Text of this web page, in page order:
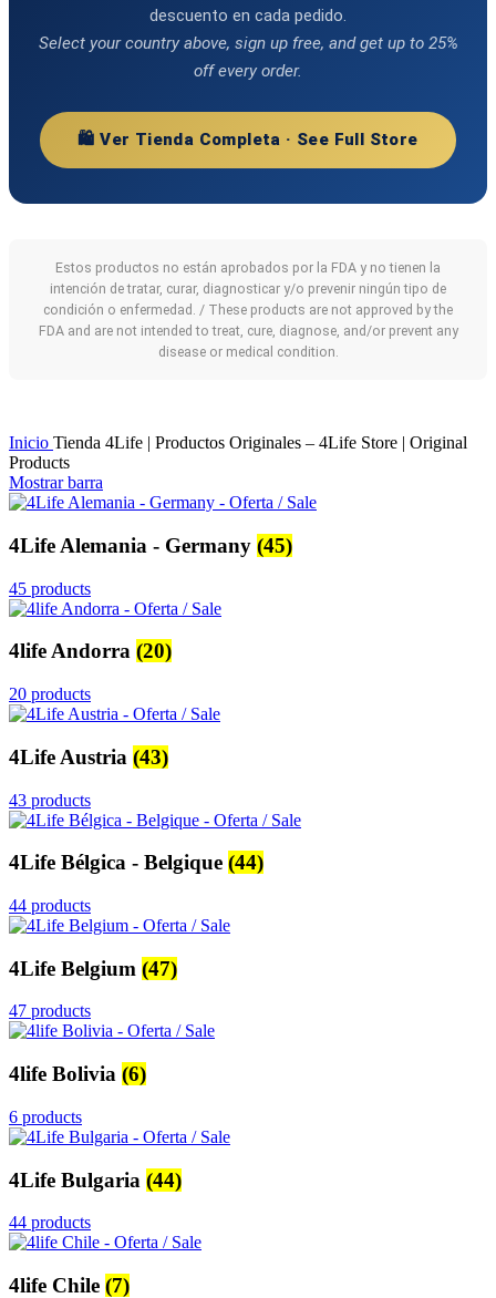
descuento en cada pedido.
Select your country above, sign up free, and get up to 25%
off every order.
🛍️ Ver Tienda Completa · See Full Store
Estos productos no están aprobados por la FDA y no tienen la
intención de tratar, curar, diagnosticar y/o prevenir ningún tipo de
condición o enfermedad. / These products are not approved by the
FDA and are not intended to treat, cure, diagnose, and/or prevent any
disease or medical condition.
Inicio Tienda 4Life | Productos Originales – 4Life Store | Original
Products
Mostrar barra
4Life Alemania - Germany (45)
45 products
4life Andorra (20)
20 products
4Life Austria (43)
43 products
4Life Bélgica - Belgique (44)
44 products
4Life Belgium (47)
47 products
4life Bolivia (6)
6 products
4Life Bulgaria (44)
44 products
4life Chile (7)